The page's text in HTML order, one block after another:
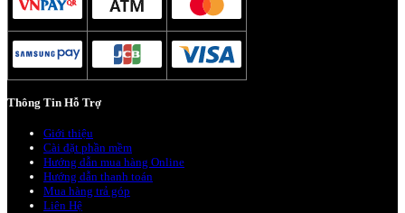
Thông Tin Hỗ Trợ
Giới thiệu
Cài đặt phần mềm
Hướng dẫn mua hàng Online
Hướng dẫn thanh toán
Mua hàng trả góp
Liên Hệ